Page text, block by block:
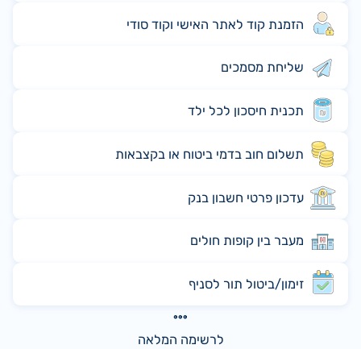
הזמנת קוד לאתר האישי וקוד סודי
שליחת מסמכים
תכנית חיסכון לכל ילד
תשלום חוב בדמי ביטוח או בקצבאות
עדכון פרטי חשבון בנק
מעבר בין קופות חולים
זימון/ביטול תור לסניף
לרשימה המלאה